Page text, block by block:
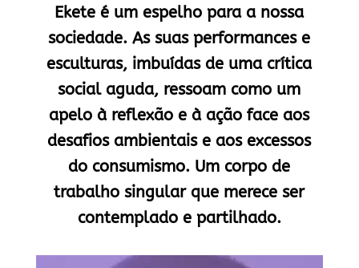
Ekete é um espelho para a nossa
sociedade. As suas performances e
esculturas, imbuídas de uma crítica
social aguda, ressoam como um
apelo à reflexão e à ação face aos
desafios ambientais e aos excessos
do consumismo. Um corpo de
trabalho singular que merece ser
contemplado e partilhado.